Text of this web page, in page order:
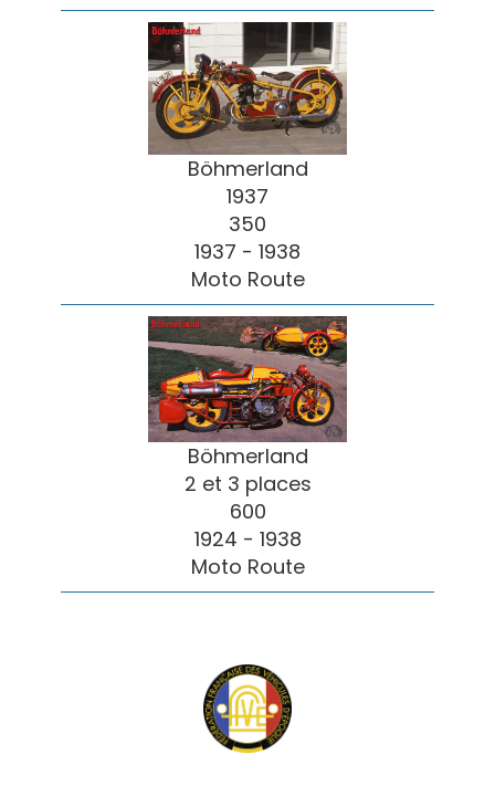
Böhmerland
1937
350
1937 - 1938
Moto Route
Böhmerland
2 et 3 places
600
1924 - 1938
Moto Route